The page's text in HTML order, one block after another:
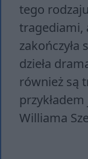
tego
tragediami,
dzieła
również są
Williama